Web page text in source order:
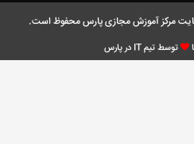
مرکز آموزش مجازی پارس محفوظ است.
توسط تیم IT در پارس